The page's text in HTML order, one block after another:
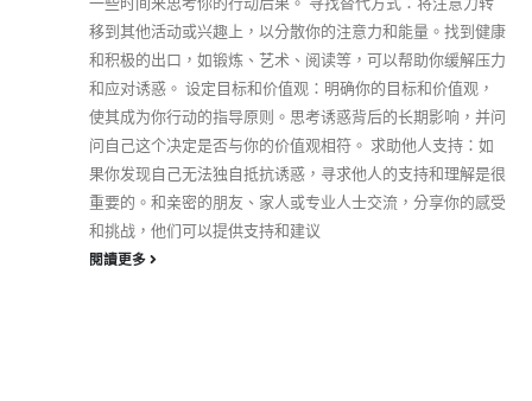
移到其他活动或兴趣上，以分散你的注意力和能量。找到健康
和积极的出口，如锻炼、艺术、阅读等，可以帮助你缓解压力
和应对诱惑。 设定目标和价值观：明确你的目标和价值观，
使其成为你行动的指导原则。思考诱惑背后的长期影响，并问
问自己这个决定是否与你的价值观相符。 求助他人支持：如
果你发现自己无法独自抵抗诱惑，寻求他人的支持和理解是很
重要的。和亲密的朋友、家人或专业人士交流，分享你的感受
和挑战，他们可以提供支持和建议
閱讀更多